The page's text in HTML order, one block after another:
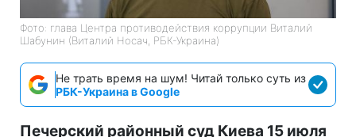
Фото: глава Центра противодействия коррупции Виталий
Шабунин (Виталий Носач, РБК-Украина)
Не трать время на шум! Читай только суть из
РБК-Украина в Google
Печерский районный суд Киева 15 июля